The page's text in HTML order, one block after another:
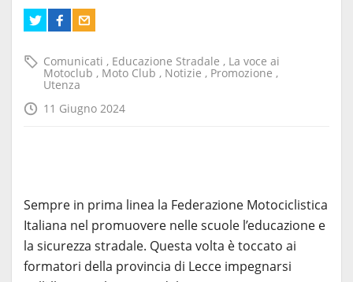
Comunicati , Educazione Stradale , La voce ai
Motoclub , Moto Club , Notizie , Promozione ,
Utenza
11 Giugno 2024
Sempre in prima linea la Federazione Motociclistica
Italiana nel promuovere nelle scuole l’educazione e
la sicurezza stradale. Questa volta è toccato ai
formatori della provincia di Lecce impegnarsi